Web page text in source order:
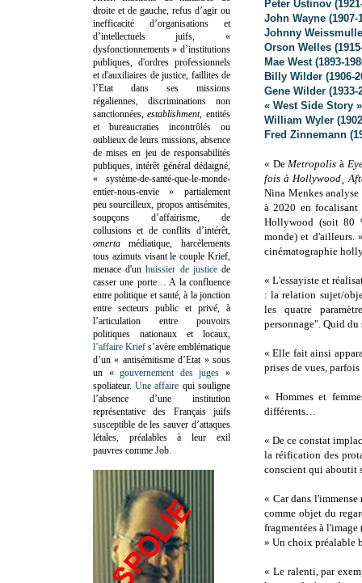
Peter Ustinov
John Wayne (1907-
Johnny
Orson Welles
Mae West (1893-
Billy Wilder (1906-
Gene Wilder (1933-
« West Side Story
William Wyler
Fred Zinnemann
« DeMetropolisà
fois à Hollywood¸
Nina Menkes
à 2020 en focalisant
Hollywood (soit 80
monde) et d'ailleurs.
cinématographie
« L'essayiste et
: la relation sujet/
les quatre
personnage". Quid du
« Elle fait ainsi
prises de vues,
« Hommes et
différents…
« De ce constat
la réification des
conscient qui aboutit
« Car dans l'immense
comme objet du
fragmentées à
» Un choix préalable
« Le ralenti, par
droite et de gauche, refus d’agir ou
inefficacité d’organisations et
d’intellectuels juifs, «
dysfonctionnements » d’institutions
publiques, d'ordres professionnels
et d'auxiliaires de justice, faillites de
l’Etat dans ses missions
régaliennes, discriminations non
sanctionnées,establishment, entités
et bureaucraties incontrôlés ou
oublieux de leurs missions, absence
de mises en jeu de responsabilités
publiques, intérêt général dédaigné,
« système-de-santé-que-le-monde-
entier-nous-envie » partialement
peu sourcilleux, propos antisémites,
soupçons d’affairisme, de
collusions et de conflits d’intérêt,
omertamédiatique, harcèlements
tous azimuts visant le couple Krief,
menace d'unhuissier de justicede
casser une porte… A la confluence
entre politique et santé, à la jonction
entre secteurs public et privé, à
l’articulation entre pouvoirs
politiques nationaux et locaux,
l’affaire Krief s’avère emblématique
d’un « antisémitisme d’Etat » sous
un «gouvernement des juges »
spoliateur.Une affaire qui souligne
l’absence d’une institution
représentative des Français juifs
susceptible de les sauver d’attaques
létales, préalables à leur exil
pauvres comme Job.